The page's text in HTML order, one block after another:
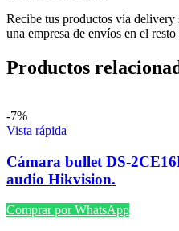
Recibe tus productos vía delivery
una empresa de envíos en el resto
Productos
-7%
Vista rápida
Cámara bullet DS-
audio Hikvision.
Comprar por WhatsApp